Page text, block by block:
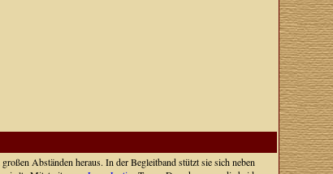
Abständen heraus. In der Begleitband stützt sie sich neben